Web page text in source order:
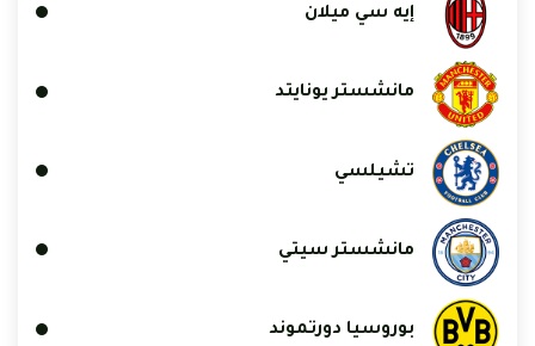
إيه سي ميلان
مانشستر يونايتد
تشيلسي
مانشستر سيتي
بوروسيا دورتموند